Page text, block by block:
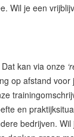
Wil je een
kan via onze
op afstand voor
en
bedrijven.